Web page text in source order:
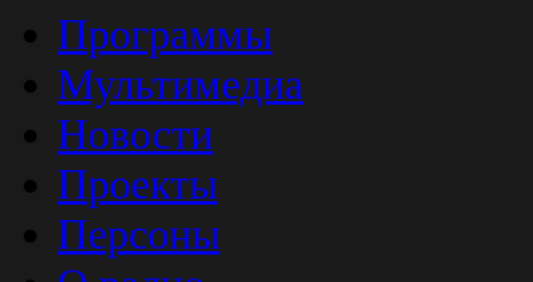
Программы
Мультимедиа
Новости
Проекты
Персоны